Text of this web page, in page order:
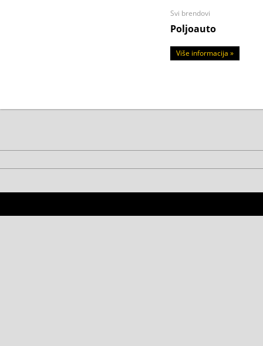
Svi brendovi
Poljoauto
Više informacija »